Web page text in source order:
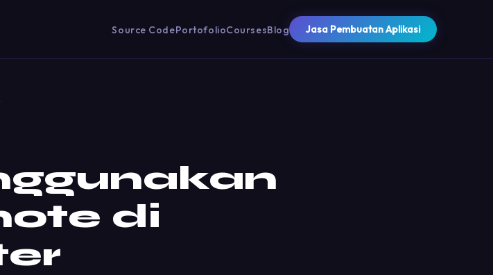
Source CodePortofolioCoursesBlog Jasa Pembuatan Aplikasi
di